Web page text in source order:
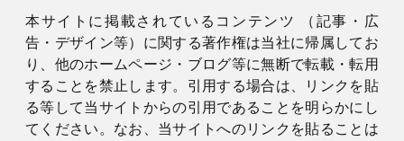
本サイトに掲載されているコンテンツ （記事・広
告・デザイン等）に関する著作権は当社に帰属してお
り、他のホームページ・ブログ等に無断で転載・転用
することを禁止します。引用する場合は、リンクを貼
る等して当サイトからの引用であることを明らかにし
てください。なお、当サイトへのリンクを貼ることは